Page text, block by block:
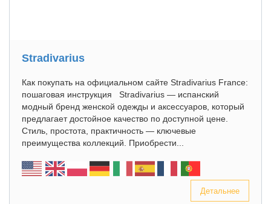
Stradivarius
Как покупать на официальном сайте Stradivarius France:
пошаговая инструкция Stradivarius — испанский
модный бренд женской одежды и аксессуаров, который
предлагает достойное качество по доступной цене.
Стиль, простота, практичность — ключевые
преимущества коллекций. Приобрести...
Детальнее